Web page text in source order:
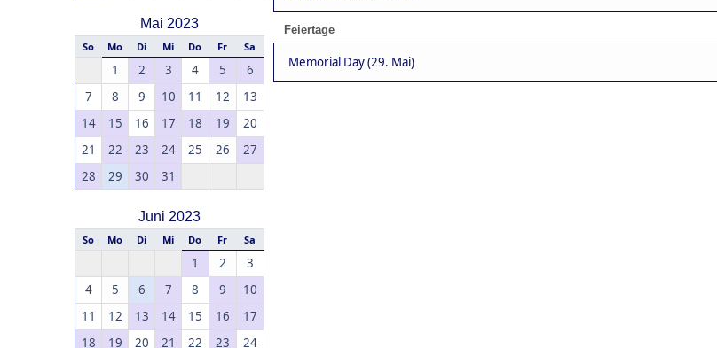
Mai 2023
So Mo Di Mi Do Fr Sa
1 2 3 4 5
6
7
8 9 10 11 12
13
14
15 16 17 18 19
20
21
22 23 24 25 26
27
28
29 30 31
Juni 2023
So Mo Di Mi Do Fr Sa
1 2
3
4
5 6 7 8 9
10
11
12 13 14 15 16
17
18
19 20 21 22 23 24
Feiertage
Memorial Day (29. Mai)